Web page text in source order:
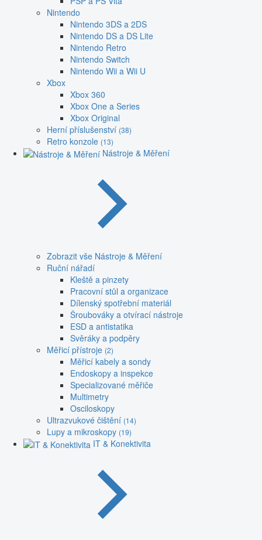
Nintendo
Nintendo 3DS a 2DS
Nintendo DS a DS Lite
Nintendo Retro
Nintendo Switch
Nintendo Wii a Wii U
Xbox
Xbox 360
Xbox One a Series
Xbox Original
Herní příslušenství (38)
Retro konzole (13)
Nástroje & Měření
Zobrazit vše Nástroje & Měření
Ruční nářadí
Kleště a pinzety
Pracovní stůl a organizace
Dílenský spotřební materiál
Šroubováky a otvírací nástroje
ESD a antistatika
Svěráky a podpěry
Měřicí přístroje (2)
Měřicí kabely a sondy
Endoskopy a inspekce
Specializované měřiče
Multimetry
Osciloskopy
Ultrazvukové čištění (14)
Lupy a mikroskopy (19)
IT & Konektivita